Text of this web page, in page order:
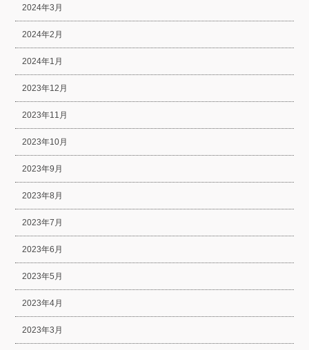
2024年3月
2024年2月
2024年1月
2023年12月
2023年11月
2023年10月
2023年9月
2023年8月
2023年7月
2023年6月
2023年5月
2023年4月
2023年3月